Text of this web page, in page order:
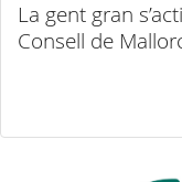
La gent gran
Consell de